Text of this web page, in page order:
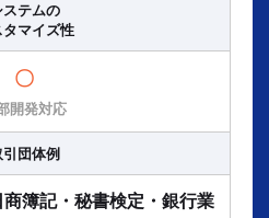
ステムの
タマイズ性
〇
開発対応
団体例
簿記・秘書検定・銀行業